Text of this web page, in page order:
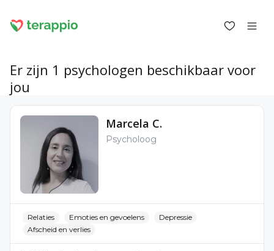
Inloggen als psycholoog
Diensten
Forum
Voor psychologen
Over terappio
Vragen en antwoorden
Er zijn 1 psychologen beschikbaar voor
jou
Marcela C.
Psycholoog
Relaties Emoties en gevoelens
Depressie
Afscheid en verlies